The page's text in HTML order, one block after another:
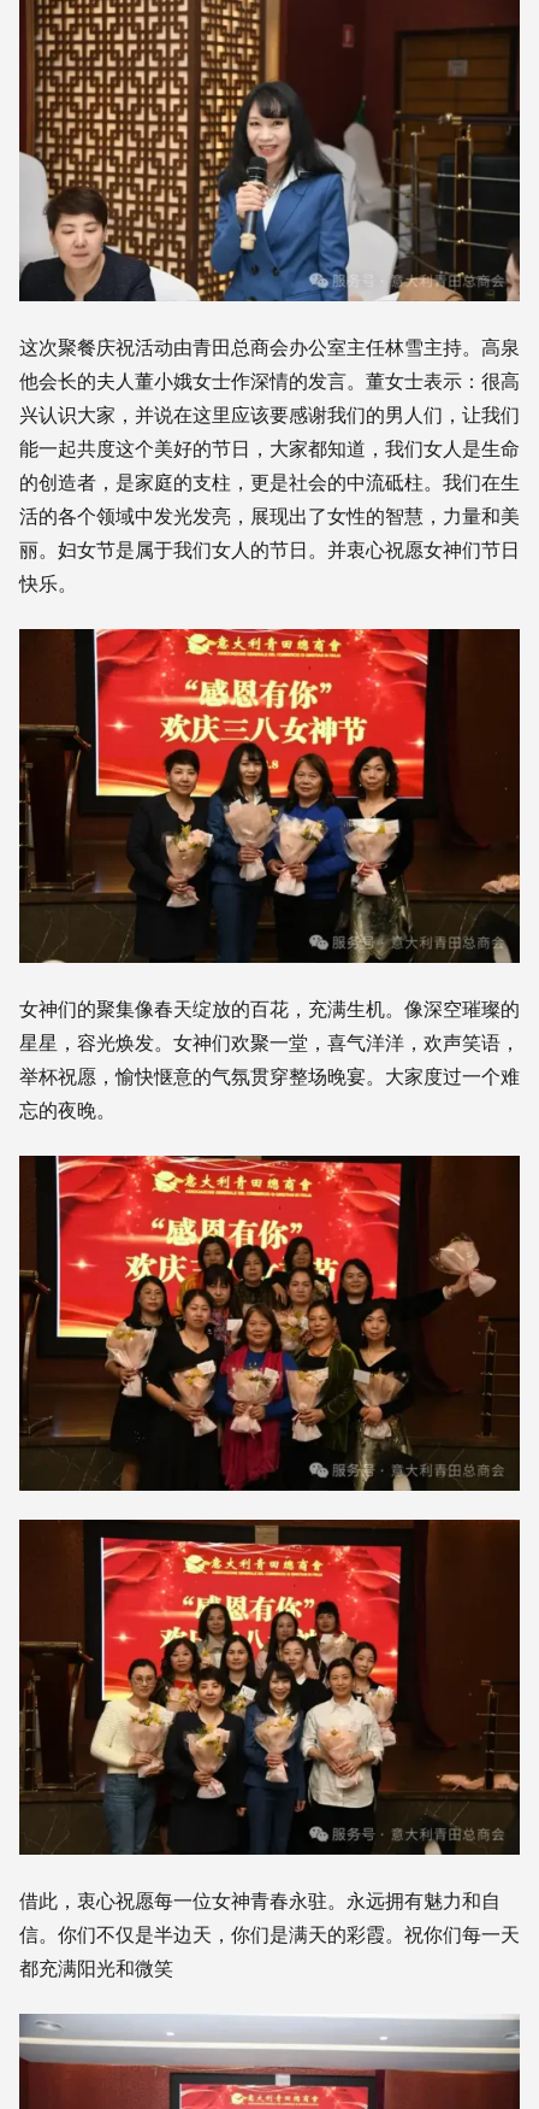
这次聚餐庆祝活动由青田总商会办公室主任林雪主持。高泉
他会长的夫人董小娥女士作深情的发言。董女士表示：很高
兴认识大家，并说在这里应该要感谢我们的男人们，让我们
能一起共度这个美好的节日，大家都知道，我们女人是生命
的创造者，是家庭的支柱，更是社会的中流砥柱。我们在生
活的各个领域中发光发亮，展现出了女性的智慧，力量和美
丽。妇女节是属于我们女人的节日。并衷心祝愿女神们节日
快乐。
女神们的聚集像春天绽放的百花，充满生机。像深空璀璨的
星星，容光焕发。女神们欢聚一堂，喜气洋洋，欢声笑语，
举杯祝愿，愉快惬意的气氛贯穿整场晚宴。大家度过一个难
忘的夜晚。
借此，衷心祝愿每一位女神青春永驻。永远拥有魅力和自
信。你们不仅是半边天，你们是满天的彩霞。祝你们每一天
都充满阳光和微笑